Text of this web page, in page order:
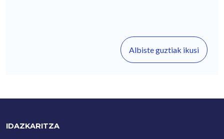
Albiste guztiak ikusi
IDAZKARITZA